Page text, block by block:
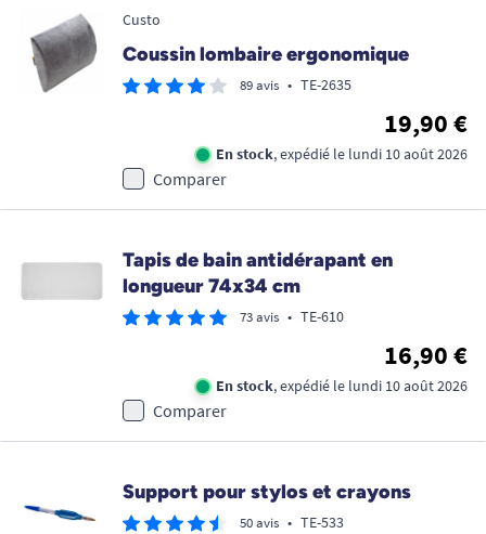
Custo
Coussin lombaire ergonomique
89 avis • TE-2635
19,90 €
En stock, expédié le lundi 10 août 2026
Comparer
Tapis de bain antidérapant en
longueur 74x34 cm
73 avis • TE-610
16,90 €
En stock, expédié le lundi 10 août 2026
Comparer
Support pour stylos et crayons
50 avis • TE-533